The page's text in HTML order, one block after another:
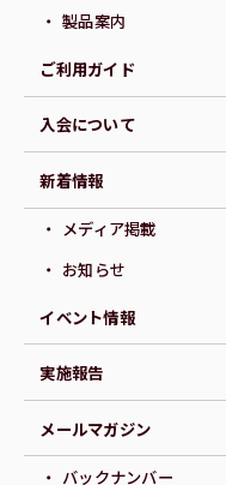
製品案内
ご利用ガイド
入会について
新着情報
メディア掲載
お知らせ
イベント情報
実施報告
メールマガジン
バックナンバー